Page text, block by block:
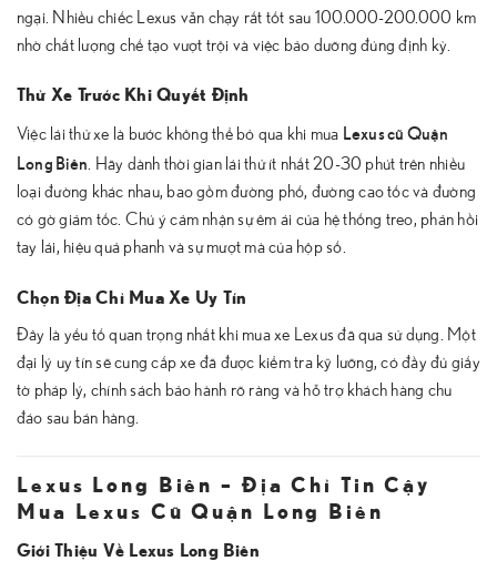
ngại. Nhiều chiếc Lexus vẫn chạy rất tốt sau 100.000-200.000 km
nhờ chất lượng chế tạo vượt trội và việc bảo dưỡng đúng định kỳ.
Thử Xe Trước Khi Quyết Định
Việc lái thử xe là bước không thể bỏ qua khi mua Lexus cũ Quận
Long Biên. Hãy dành thời gian lái thử ít nhất 20-30 phút trên nhiều
loại đường khác nhau, bao gồm đường phố, đường cao tốc và đường
có gờ giảm tốc. Chú ý cảm nhận sự êm ái của hệ thống treo, phản hồi
tay lái, hiệu quả phanh và sự mượt mà của hộp số.
Chọn Địa Chỉ Mua Xe Uy Tín
Đây là yếu tố quan trọng nhất khi mua xe Lexus đã qua sử dụng. Một
đại lý uy tín sẽ cung cấp xe đã được kiểm tra kỹ lưỡng, có đầy đủ giấy
tờ pháp lý, chính sách bảo hành rõ ràng và hỗ trợ khách hàng chu
đáo sau bán hàng.
Lexus Long Biên – Địa Chỉ Tin Cậy
Mua Lexus Cũ Quận Long Biên
Giới Thiệu Về Lexus Long Biên